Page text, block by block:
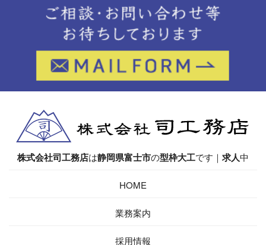
株式会社司工務店は静岡県富士市の型枠大工です｜ 求人中
HOME
業務案内
採用情報